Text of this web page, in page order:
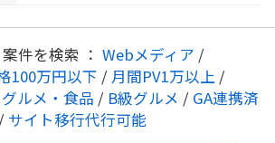
件を検索 ： Webメディア /
100万円以下 / 月間PV1万以上 /
グルメ・食品 / B級グルメ / GA連携済
/ サイト移行代行可能